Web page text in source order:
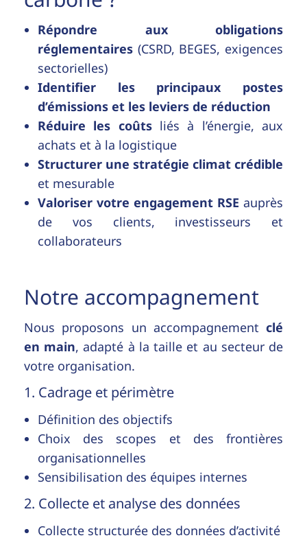
Répondre aux obligations
réglementaires (CSRD, BEGES, exigences
sectorielles)
Identifier les principaux postes
d’émissions et les leviers de réduction
Réduire les coûtsliés à l’énergie, aux
achats et à la logistique
Structurer une stratégie climat crédible
et mesurable
Valoriser votre engagement RSE auprès
de vos clients, investisseurs et
collaborateurs
Notre accompagnement
Nous proposons un accompagnement clé
en main, adapté à la taille et au secteur de
votre organisation.
1. Cadrage et périmètre
Définition des objectifs
Choix des scopes et des frontières
organisationnelles
Sensibilisation des équipes internes
2. Collecte et analyse des données
Collecte structurée des données d’activité